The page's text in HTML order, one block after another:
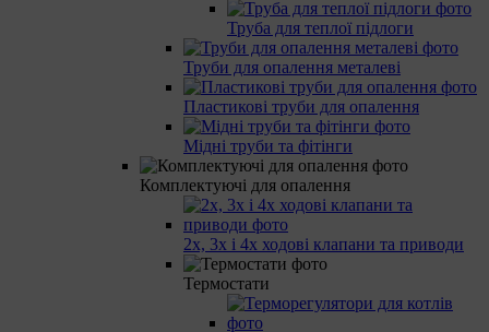
Труба для теплої підлоги
Труби для опалення металеві
Пластикові труби для опалення
Мідні труби та фітінги
Комплектуючі для опалення
2х, 3х і 4х ходові клапани та приводи
Термостати